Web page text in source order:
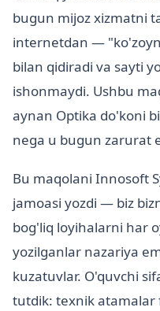
bugun mijoz xizmatni
internetdan —
bilan qidiradi va sayti
ishonmaydi. Ushbu
aynan Optika do'koni
nega u bugun zarurat
Bu maqolani Innosoft
jamoasi yozdi — biz
bog'liq loyihalarni har
yozilganlar nazariya
kuzatuvlar. O'quvchi
tutdik: texnik